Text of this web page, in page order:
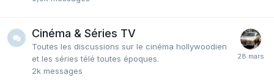
Cinéma & Séries TV
Toutes les discussions sur le cinéma hollywoodien
et les séries télé toutes époques.
2k messages